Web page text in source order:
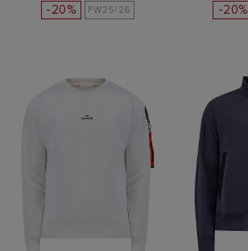
-20% FW25/26 -20%